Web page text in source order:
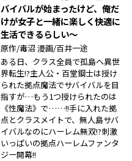
バイバルが始まったけど、俺だ
けが女子と一緒に楽しく快適に
生活できるらしい～
原作/毒沼 漫画/百井一途
ある日、クラス全員で孤島へ異世
界転生!?主人公・百堂鋼士は授け
られた拠点魔法でサバイバルを目
指すが…もう1つ授けられたのは
《性魔法》で……!!手に入れた拠
点とクラスメイトで、無人島サバ
イバルなのにハーレム無双!?刺激
いっぱいの拠点ハーレムファンタ
ジー開幕!!